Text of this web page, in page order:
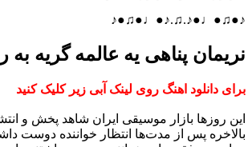
♪●♫●♩●♪.♫.♪●♩●♫●♪
نریمان پناهی یه عالمه گریه
برای دانلود اهنگ روی لینک آبی زیر کلیک کنید
این روزها بازار موسیقی ایران شاهد پخش و
بالاخره پس از مدت‌ها انتظار خواننده دوست